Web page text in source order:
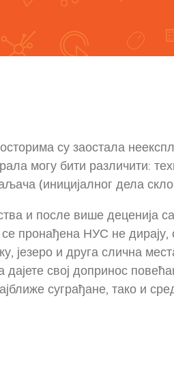
су заостала
могу бити различити:
(иницијалног дела
и после више деценија
пронађена НУС не дирају,
и друга слична
дајете свој допринос
суграђане, тако и